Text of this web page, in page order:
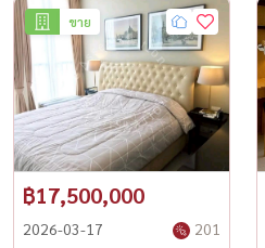
ขาย
฿17,500,000
2026-03-17 201